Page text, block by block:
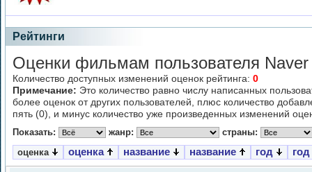
Рейтинги
Оценки фильмам пользователя Naver
Количество доступных изменений оценок рейтинга: 0
Примечание: Это количество равно числу написанных
более оценок от других пользователей, плюс количество
пять (0), и минус количество уже произведенных изменений
Показать: жанр:
страны:
оценка
оценка название название год год